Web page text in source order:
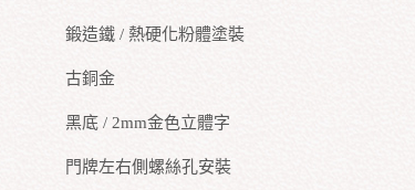
鍛造鐵 / 熱硬化粉體塗裝
古銅金
黑底 / 2mm金色立體字
門牌左右側螺絲孔安裝